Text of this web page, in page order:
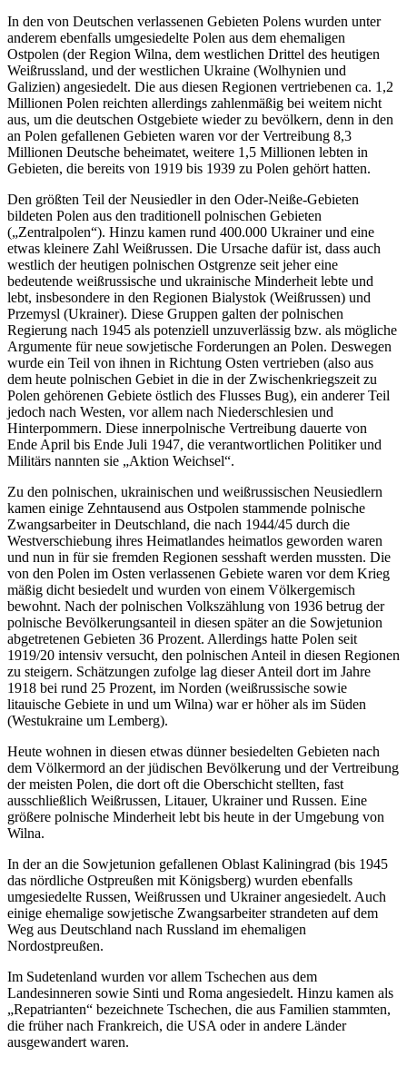
In den von Deutschen verlassenen Gebieten Polens wurden unter
anderem ebenfalls umgesiedelte Polen aus dem ehemaligen
Ostpolen (der Region Wilna, dem westlichen Drittel des heutigen
Weißrussland, und der westlichen Ukraine (Wolhynien und
Galizien) angesiedelt. Die aus diesen Regionen vertriebenen ca. 1,2
Millionen Polen reichten allerdings zahlenmäßig bei weitem nicht
aus, um die deutschen Ostgebiete wieder zu bevölkern, denn in den
an Polen gefallenen Gebieten waren vor der Vertreibung 8,3
Millionen Deutsche beheimatet, weitere 1,5 Millionen lebten in
Gebieten, die bereits von 1919 bis 1939 zu Polen gehört hatten.
Den größten Teil der Neusiedler in den Oder-Neiße-Gebieten
bildeten Polen aus den traditionell polnischen Gebieten
( Zentralpolen ). Hinzu kamen rund 400.000 Ukrainer und eine
etwas kleinere Zahl Weißrussen. Die Ursache dafür ist, dass auch
westlich der heutigen polnischen Ostgrenze seit jeher eine
bedeutende weißrussische und ukrainische Minderheit lebte und
lebt, insbesondere in den Regionen Bialystok (Weißrussen) und
Przemysl (Ukrainer). Diese Gruppen galten der polnischen
Regierung nach 1945 als potenziell unzuverlässig bzw. als mögliche
Argumente für neue sowjetische Forderungen an Polen. Deswegen
wurde ein Teil von ihnen in Richtung Osten vertrieben (also aus
dem heute polnischen Gebiet in die in der Zwischenkriegszeit zu
Polen gehörenen Gebiete östlich des Flusses Bug), ein anderer Teil
jedoch nach Westen, vor allem nach Niederschlesien und
Hinterpommern. Diese innerpolnische Vertreibung dauerte von
Ende April bis Ende Juli 1947, die verantwortlichen Politiker und
Militärs nannten sie
Aktion Weichsel .
Zu den polnischen, ukrainischen und weißrussischen Neusiedlern
kamen einige Zehntausend aus Ostpolen stammende polnische
Zwangsarbeiter in Deutschland, die nach 1944/45 durch die
Westverschiebung ihres Heimatlandes heimatlos geworden waren
und nun in für sie fremden Regionen sesshaft werden mussten. Die
von den Polen im Osten verlassenen Gebiete waren vor dem Krieg
mäßig dicht besiedelt und wurden von einem Völkergemisch
bewohnt. Nach der polnischen Volkszählung von 1936 betrug der
polnische Bevölkerungsanteil in diesen später an die Sowjetunion
abgetretenen Gebieten 36 Prozent. Allerdings hatte Polen seit
1919/20 intensiv versucht, den polnischen Anteil in diesen Regionen
zu steigern. Schätzungen zufolge lag dieser Anteil dort im Jahre
1918 bei rund 25 Prozent, im Norden (weißrussische sowie
litauische Gebiete in und um Wilna) war er höher als im Süden
(Westukraine um Lemberg).
Heute wohnen in diesen etwas dünner besiedelten Gebieten nach
dem Völkermord an der jüdischen Bevölkerung und der Vertreibung
der meisten Polen, die dort oft die Oberschicht stellten, fast
ausschließlich Weißrussen, Litauer, Ukrainer und Russen. Eine
größere polnische Minderheit lebt bis heute in der Umgebung von
Wilna.
In der an die Sowjetunion gefallenen Oblast Kaliningrad (bis 1945
das nördliche Ostpreußen mit Königsberg) wurden ebenfalls
umgesiedelte Russen, Weißrussen und Ukrainer angesiedelt. Auch
einige ehemalige sowjetische Zwangsarbeiter strandeten auf dem
Weg aus Deutschland nach Russland im ehemaligen
Nordostpreußen.
Im Sudetenland wurden vor allem Tschechen aus dem
Landesinneren sowie Sinti und Roma angesiedelt. Hinzu kamen als
Repatrianten
bezeichnete Tschechen, die aus Familien stammten,
die früher nach Frankreich, die USA oder in andere Länder
ausgewandert waren.